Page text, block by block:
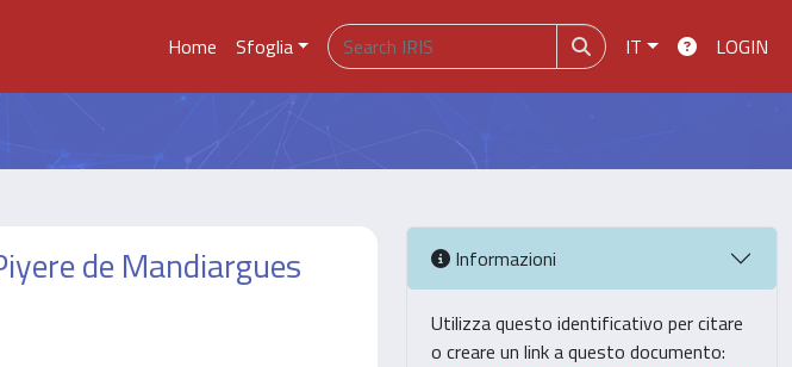
Home Sfoglia IT LOGIN
de Mandiargues Informazioni
Utilizza questo identificativo per citare
o creare un link a questo documento: